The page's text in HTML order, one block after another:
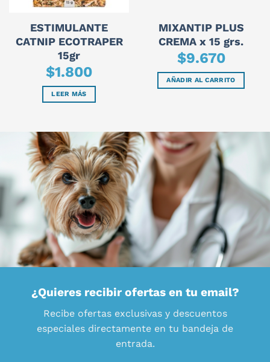
ESTIMULANTE
CATNIP ECOTRAPER
15gr
$1.800
LEER MÁS
MIXANTIP PLUS
CREMA x 15 grs.
$9.670
AÑADIR AL CARRITO
¿Quieres recibir ofertas en tu email?
Recibe ofertas exclusivas y descuentos
especiales directamente en tu bandeja de
entrada.